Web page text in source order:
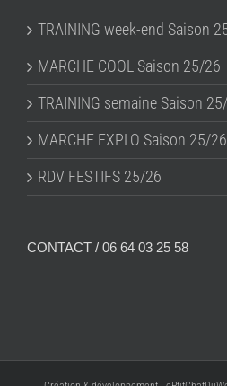
TRAINING week-end Saison
MARCHE COOL Saison 25/26
TRAINING semaine Saison
MARCHE EXPLO Saison 25/26
RDV FESTIFS 25/26
CONTACT / 06 64 03 25 58